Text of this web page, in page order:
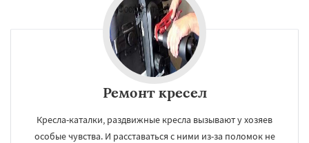
Ремонт кресел
Кресла-каталки, раздвижные кресла вызывают у хозяев
особые чувства. И расставаться с ними из-за поломок не